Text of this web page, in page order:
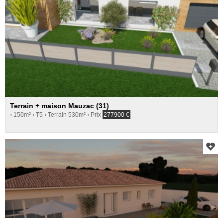
Terrain + maison Mauzac (31)
› 150m² › T5 › Terrain 530m² › Prix 277900 €